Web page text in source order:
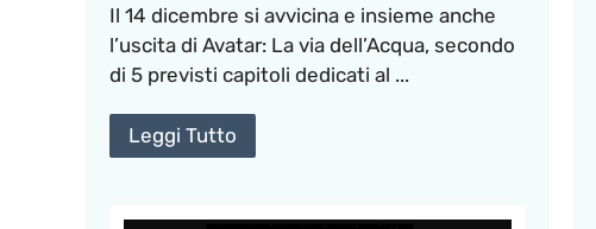
Il 14 dicembre si avvicina e insieme anche
l’uscita di Avatar: La via dell’Acqua, secondo
di 5 previsti capitoli dedicati al ...
Leggi Tutto